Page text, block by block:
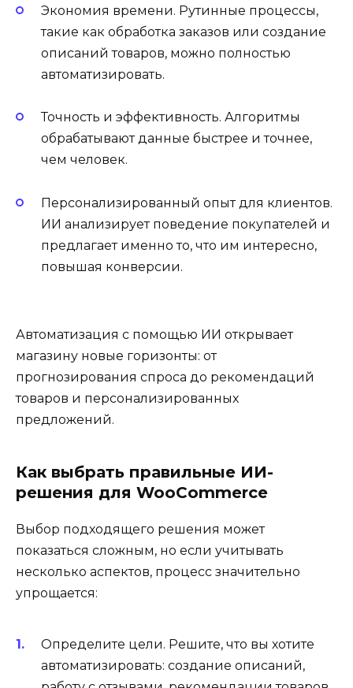
Экономия времени. Рутинные процессы,
такие как обработка заказов или создание
описаний товаров, можно полностью
автоматизировать.
Точность и эффективность. Алгоритмы
обрабатывают данные быстрее и точнее,
чем человек.
Персонализированный опыт для клиентов.
ИИ анализирует поведение покупателей и
предлагает именно то, что им интересно,
повышая конверсии.
Автоматизация с помощью ИИ открывает
магазину новые горизонты: от
прогнозирования спроса до рекомендаций
товаров и персонализированных
предложений.
Как выбрать правильные ИИ-
решения для WooCommerce
Выбор подходящего решения может
показаться сложным, но если учитывать
несколько аспектов, процесс значительно
упрощается:
Определите цели. Решите, что вы хотите
автоматизировать: создание описаний,